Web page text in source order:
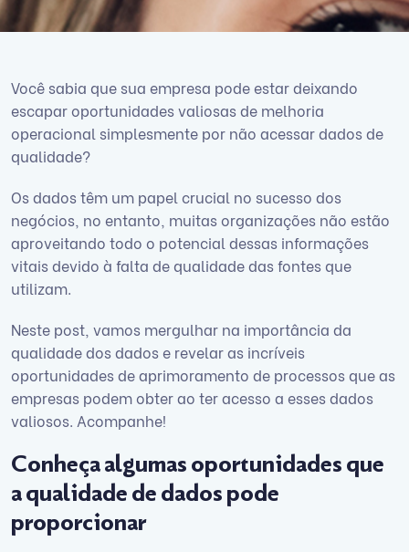
Você sabia que sua empresa pode estar deixando
escapar oportunidades valiosas de melhoria
operacional simplesmente por não acessar dados de
qualidade?
Os dados têm um papel crucial no sucesso dos
negócios, no entanto, muitas organizações não estão
aproveitando todo o potencial dessas informações
vitais devido à falta de qualidade das fontes que
utilizam.
Neste post, vamos mergulhar na importância da
qualidade dos dados e revelar as incríveis
oportunidades de aprimoramento de processos que as
empresas podem obter ao ter acesso a esses dados
valiosos. Acompanhe!
Conheça algumas oportunidades que
a qualidade de dados pode
proporcionar